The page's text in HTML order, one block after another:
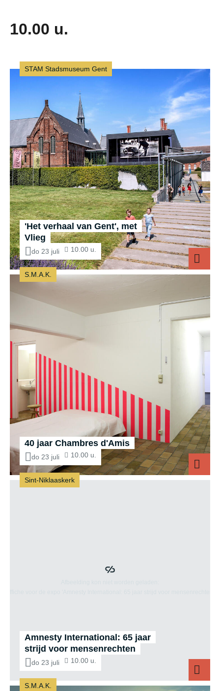
10.00 u.
'Het verhaal van Gent', met
Vlieg
do 23 juli 10.00 u.
STAM Stadsmuseum Gent
40 jaar Chambres d'Amis
do 23 juli 10.00 u.
S.M.A.K.
40
Amnesty International: 65 jaar
strijd voor mensenrechten
do 23 juli 10.00 u.
Sint-Niklaaskerk
S.M.A.K.